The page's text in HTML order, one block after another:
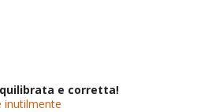
e corretta!
inutilmente